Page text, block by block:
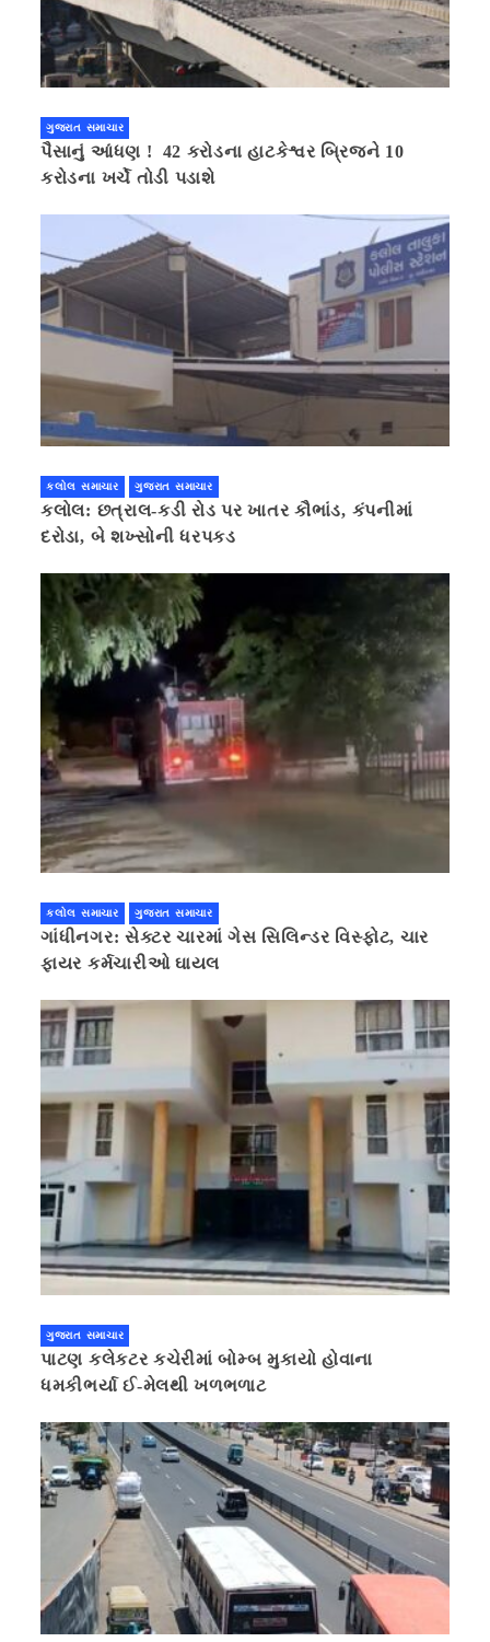
ગુજરાત સમાચાર
પૈસાનું આંધણ ! 42 કરોડના હાટકેશ્વર બ્રિજને 10
કરોડના ખર્ચે તોડી પડાશે
કલોલ સમાચાર ગુજરાત સમાચાર
કલોલ: છત્રાલ-કડી રોડ પર ખાતર કૌભાંડ, કંપનીમાં
દરોડા, બે શખ્સોની ધરપકડ
કલોલ સમાચાર ગુજરાત સમાચાર
ગાંધીનગર: સેક્ટર ચારમાં ગેસ સિલિન્ડર વિસ્ફોટ, ચાર
ફાયર કર્મચારીઓ ઘાયલ
ગુજરાત સમાચાર
પાટણ કલેકટર કચેરીમાં બોમ્બ મુકાયો હોવાના
ધમકીભર્યા ઈ-મેલથી ખળભળાટ